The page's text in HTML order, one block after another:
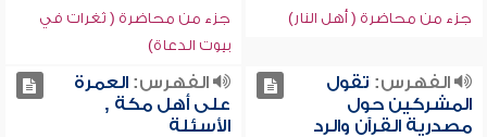
جزء من محاضرة ( أهل النار)
جزء من محاضرة ( ثغرات في
بيوت الدعاة)
الفهرس: تقول
المشركين حول
مصدرية القرآن والرد
الفهرس:العمرة
على أهل مكة ,
الأسئلة